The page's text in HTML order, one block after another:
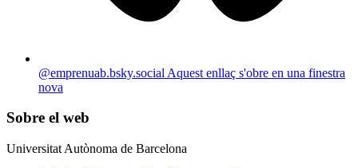
@emprenuab.bsky.social Aquest enllaç s'obre en una finestra
nova
Sobre el web
Universitat Autònoma de Barcelona